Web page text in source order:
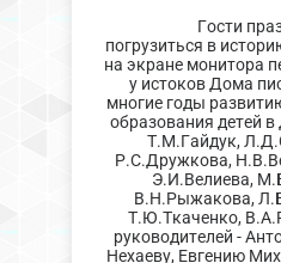
Гости
погрузиться в
на экране монитора
у истоков Дома
многие годы
образования детей
Т.М.Гайдук,
Р.С.Дружкова,
Э.И.Велиева,
В.Н.Рыжакова,
Т.Ю.Ткаченко,
руководителей -
Нехаеву, Евгению